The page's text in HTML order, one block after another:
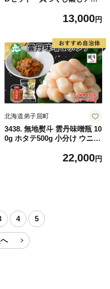
（2026年4月中旬～発送） 魚
ーベキューキャンプ アウトド
ア ふるさと納税 海鮮BBQ
13,000円
北海道弟子屈町
3438. 無地熨斗 雲丹味噌瓶 10
0g ホタテ500g 小分け ウニみ
味噌 みそ 瓶詰 ホタテ 帆立
22,000円
4 5